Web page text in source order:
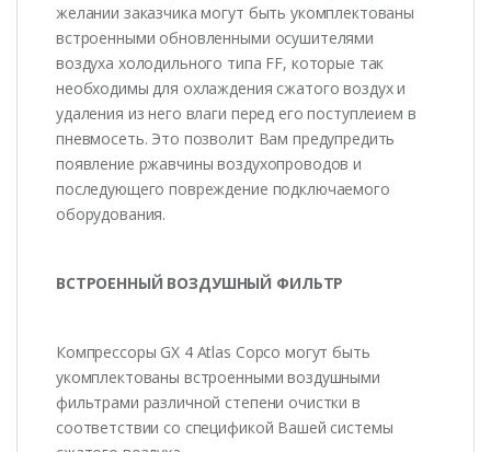
желании заказчика могут быть укомплектованы
встроенными обновленными осушителями
воздуха холодильного типа FF, которые так
необходимы для охлаждения сжатого воздух и
удаления из него влаги перед его поступлеием в
пневмосеть. Это позволит Вам предупредить
появление ржавчины воздухопроводов и
последующего повреждение подключаемого
оборудования.
ВСТРОЕННЫЙ ВОЗДУШНЫЙ ФИЛЬТР
Компрессоры GX 4 Atlas Copco могут быть
укомплектованы встроенными воздушными
фильтрами различной степени очистки в
соответствии со спецификой Вашей системы